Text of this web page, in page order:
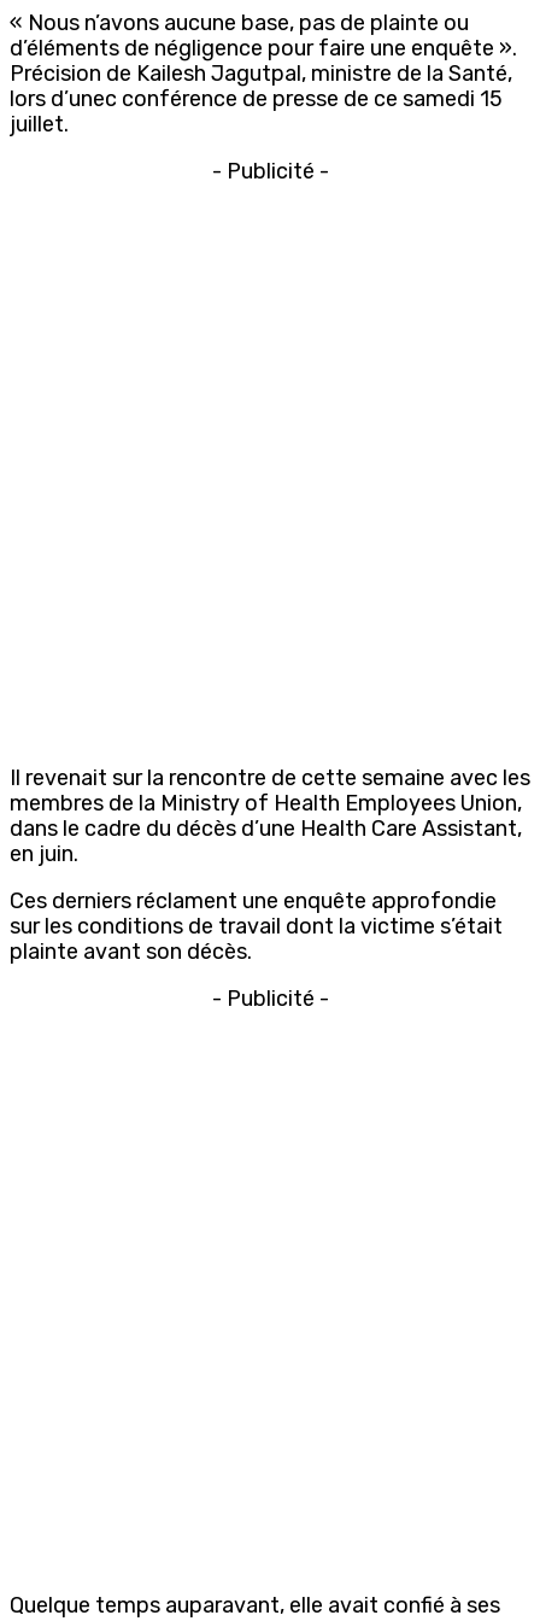
« Nous n’avons aucune base, pas de plainte ou
d’éléments de négligence pour faire une enquête ».
Précision de Kailesh Jagutpal, ministre de la Santé,
lors d’unec conférence de presse de ce samedi 15
juillet.
- Publicité -
Il revenait sur la rencontre de cette semaine avec les
membres de la Ministry of Health Employees Union,
dans le cadre du décès d’une Health Care Assistant,
en juin.
Ces derniers réclament une enquête approfondie
sur les conditions de travail dont la victime s’était
plainte avant son décès.
- Publicité -
Quelque temps auparavant, elle avait confié à ses